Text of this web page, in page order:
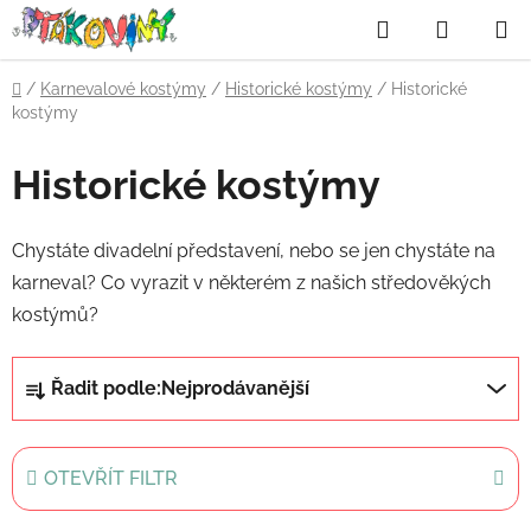
Přejít
na
obsah
Hledat
KOŠÍK
Domů
/ Karnevalové kostýmy / Historické kostýmy / Historické
kostýmy
Historické kostýmy
Chystáte divadelní představení, nebo se jen chystáte na
karneval? Co vyrazit v některém z našich středověkých
kostýmů?
a
z
e
n
Řadit podle: Nejprodávanější
OTEVŘÍT FILTR